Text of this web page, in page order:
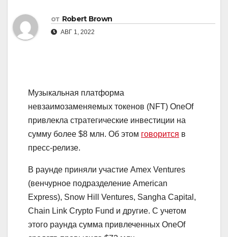
от Robert Brown
АВГ 1, 2022
Музыкальная платформа
невзаимозаменяемых токенов (NFT) OneOf
привлекла стратегические инвестиции на
сумму более $8 млн. Об этом говорится в
пресс-релизе.
В раунде приняли участие Amex Ventures
(венчурное подразделение American
Express), Snow Hill Ventures, Sangha Capital,
Chain Link Crypto Fund и другие. С учетом
этого раунда сумма привлеченных OneOf